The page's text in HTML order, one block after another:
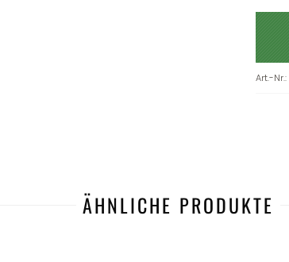
Art.-Nr.:
ÄHNLICHE PRODUKTE